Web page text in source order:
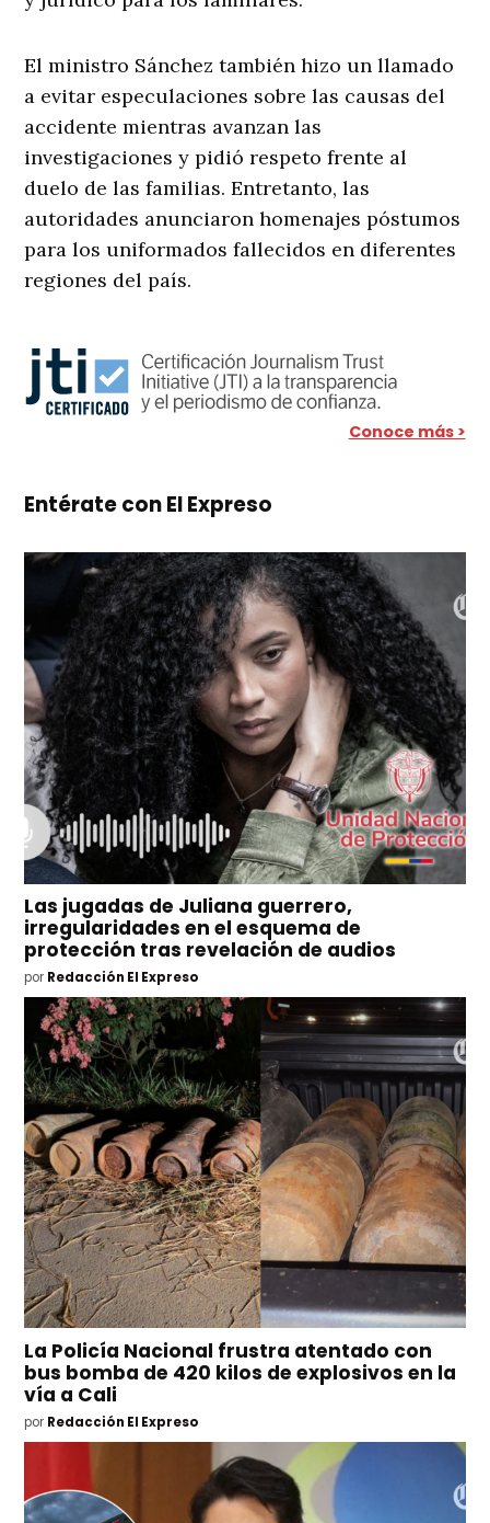
El ministro Sánchez también hizo un llamado
a evitar especulaciones sobre las causas del
accidente mientras avanzan las
investigaciones y pidió respeto frente al
duelo de las familias. Entretanto, las
autoridades anunciaron homenajes póstumos
para los uniformados fallecidos en diferentes
regiones del país.
Conoce más >
Entérate con El Expreso
Las jugadas de Juliana guerrero,
irregularidades en el esquema de
protección tras revelación de audios
por Redacción El Expreso
La Policía Nacional frustra atentado con
bus bomba de 420 kilos de explosivos en la
vía a Cali
por Redacción El Expreso